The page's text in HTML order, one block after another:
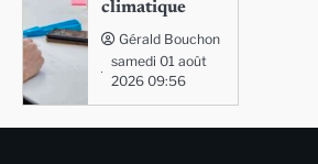
climatique
Gérald Bouchon
samedi 01 août
2026 09:56